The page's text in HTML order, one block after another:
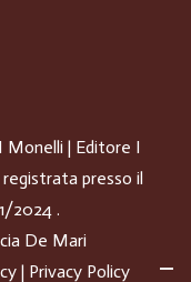
I Monelli | Editore I
presso il
2024 .
De Mari
| Privacy Policy